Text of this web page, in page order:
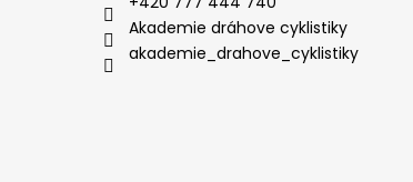
Akademie dráhove cyklistiky
akademie_drahove_cyklistiky